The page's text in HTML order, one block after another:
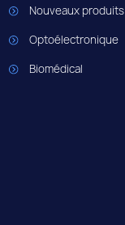
Nouveaux produits
Optoélectronique
Biomédical